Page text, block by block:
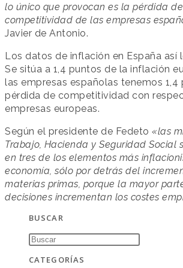
lo único que provocan es la pérdida
competitividad de las empresas
Javier de Antonio.
Los datos de inflación en España así
Se sitúa a 1,4 puntos de la inflación
las empresas españolas tenemos 1,4
pérdida de competitividad con
empresas europeas.
Según el presidente de Fedeto «las
Trabajo, Hacienda y Seguridad Social
en tres de los elementos más
economía, sólo por detrás del
materias primas, porque la mayor
decisiones incrementan los costes
BUSCAR
CATEGORÍAS